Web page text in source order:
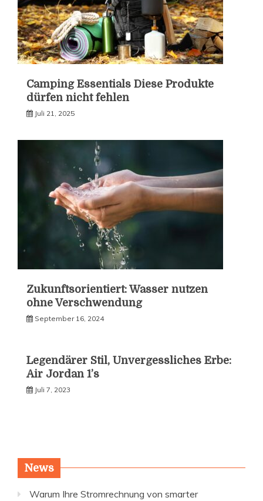
Camping Essentials Diese Produkte
dürfen nicht fehlen
Juli 21, 2025
Zukunftsorientiert: Wasser nutzen
ohne Verschwendung
September 16, 2024
Legendärer Stil, Unvergessliches Erbe:
Air Jordan 1’s
Juli 7, 2023
News
Warum Ihre Stromrechnung von smarter